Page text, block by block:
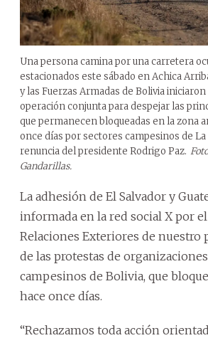
Una persona camina por una carretera
estacionados este sábado en Achica
y las Fuerzas Armadas de Bolivia
operación conjunta para despejar las
que permanecen bloqueadas en la zona
once días por sectores campesinos de
renuncia del presidente Rodrigo Paz.
Gandarillas.
La adhesión de El Salvador y
informada en la red social X por
Relaciones Exteriores de nuestro
de las protestas de
campesinos de Bolivia, que
hace once días.
“Rechazamos toda acción